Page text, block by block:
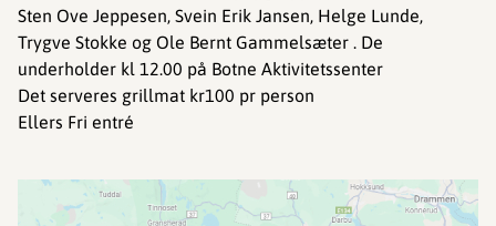
Sten Ove Jeppesen, Svein Erik Jansen, Helge Lunde,
Trygve Stokke og Ole Bernt Gammelsæter . De
underholder kl 12.00 på Botne Aktivitetssenter
Det serveres grillmat kr100 pr person
Ellers Fri entré